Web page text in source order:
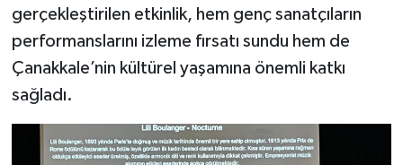
gerçekleştirilen etkinlik, hem genç sanatçıların
performanslarını izleme fırsatı sundu hem de
Çanakkale’nin kültürel yaşamına önemli katkı
sağladı.